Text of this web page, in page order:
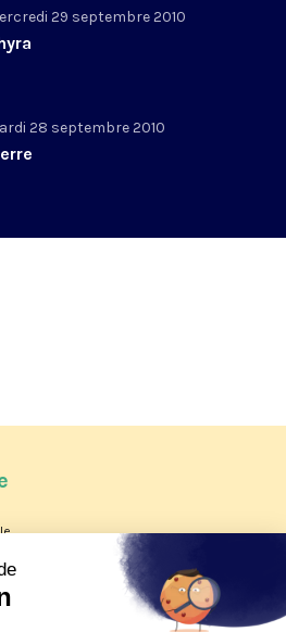
29 septembre 2010
28 septembre 2010
reportages d'été 2026 de KTO